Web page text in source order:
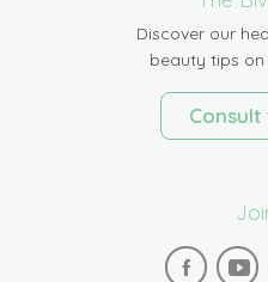
Discover our
beauty tips on